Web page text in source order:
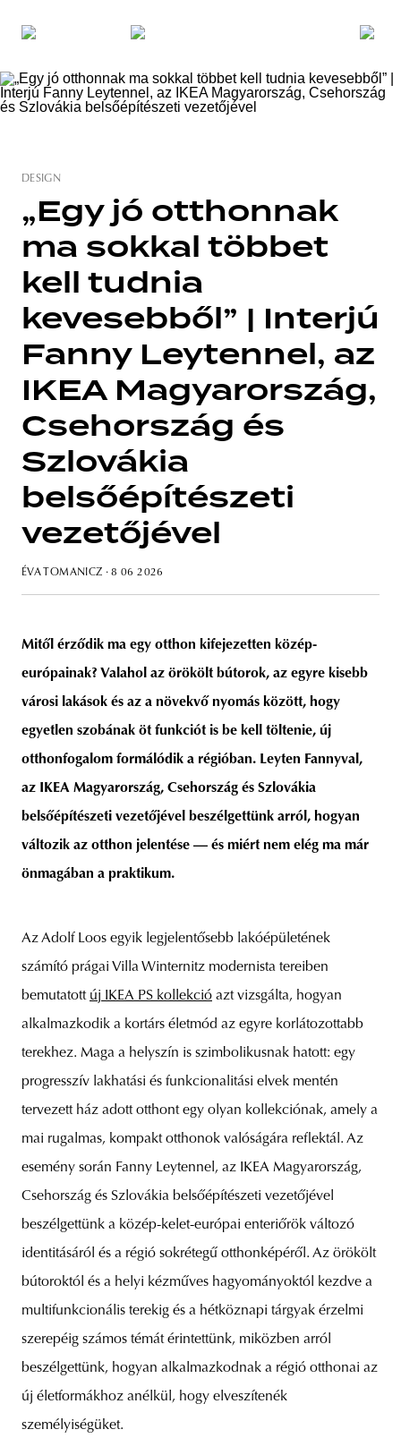
budapest poland branding
DESIGN
„Egy jó otthonnak
ma sokkal többet
kell tudnia
kevesebből” | Interjú
Fanny Leytennel, az
IKEA Magyarország,
Csehország és
Szlovákia
belsőépítészeti
vezetőjével
ÉVA TOMANICZ · 8 06 2026
Mitől érződik ma egy otthon kifejezetten közép-
európainak? Valahol az örökölt bútorok, az egyre kisebb
városi lakások és az a növekvő nyomás között, hogy
egyetlen szobának öt funkciót is be kell töltenie, új
otthonfogalom formálódik a régióban. Leyten Fannyval,
az IKEA Magyarország, Csehország és Szlovákia
belsőépítészeti vezetőjével beszélgettünk arról, hogyan
változik az otthon jelentése — és miért nem elég ma már
önmagában a praktikum.
Az Adolf Loos egyik legjelentősebb lakóépületének
számító prágai Villa Winternitz modernista tereiben
bemutatott új IKEA PS kollekció azt vizsgálta, hogyan
alkalmazkodik a kortárs életmód az egyre korlátozottabb
terekhez. Maga a helyszín is szimbolikusnak hatott: egy
progresszív lakhatási és funkcionalitási elvek mentén
tervezett ház adott otthont egy olyan kollekciónak, amely a
mai rugalmas, kompakt otthonok valóságára reflektál. Az
esemény során Fanny Leytennel, az IKEA Magyarország,
Csehország és Szlovákia belsőépítészeti vezetőjével
beszélgettünk a közép-kelet-európai enteriőrök változó
identitásáról és a régió sokrétegű otthonképéről. Az örökölt
bútoroktól és a helyi kézműves hagyományoktól kezdve a
multifunkcionális terekig és a hétköznapi tárgyak érzelmi
szerepéig számos témát érintettünk, miközben arról
beszélgettünk, hogyan alkalmazkodnak a régió otthonai az
új életformákhoz anélkül, hogy elveszítenék
személyiségüket.